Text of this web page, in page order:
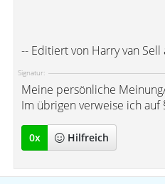
-- Editiert von Harry van
Signatur:
Meine persönliche
Im übrigen verweise ich auf
0x Hilfreich